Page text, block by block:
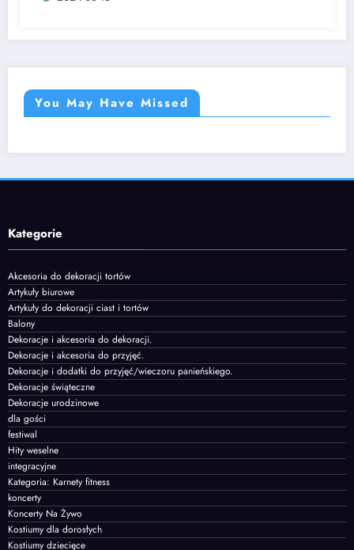
You May Have Missed
Kategorie
Akcesoria do dekoracji tortów
Artykuły biurowe
Artykuły do dekoracji ciast i tortów
Balony
Dekoracje i akcesoria do dekoracji.
Dekoracje i akcesoria do przyjęć.
Dekoracje i dodatki do przyjęć/wieczoru panieńskiego.
Dekoracje świąteczne
Dekoracje urodzinowe
dla gości
festiwal
Hity weselne
integracyjne
Kategoria: Karnety fitness
koncerty
Koncerty Na Żywo
Kostiumy dla dorosłych
Kostiumy dziecięce